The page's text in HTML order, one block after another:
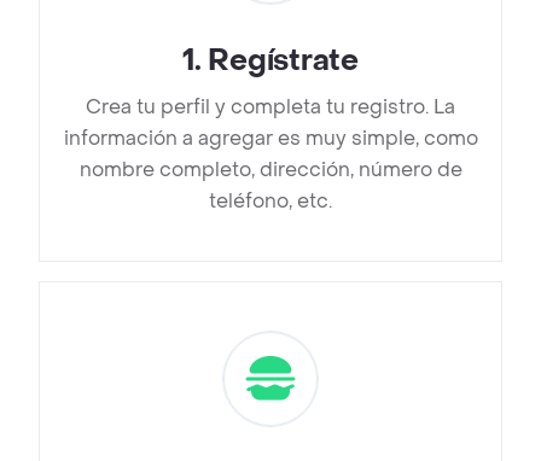
1. Regístrate
Crea tu perfil y completa tu registro. La
información a agregar es muy simple, como
nombre completo, dirección, número de
teléfono, etc.